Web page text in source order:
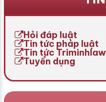
cung cấp dịch vụ trò chơi
không thực hiện […]
Hỏi đáp luật
Tin tức pháp luật
Tin tức Triminhlaw
Tuyển dụng